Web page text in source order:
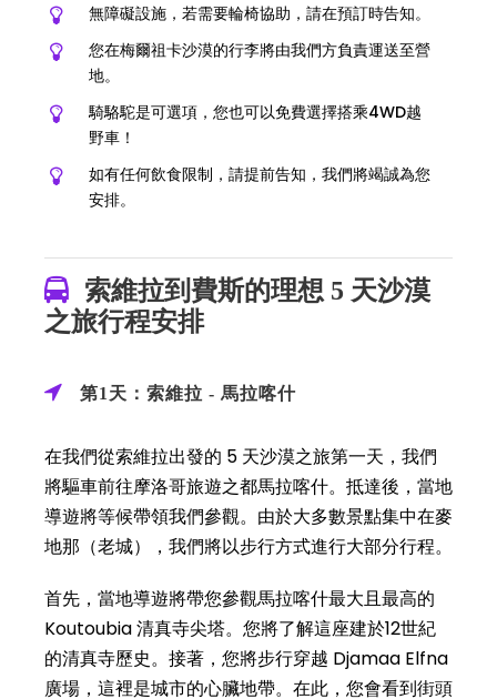
無障礙設施，若需要輪椅協助，請在預訂時告知。
您在梅爾祖卡沙漠的行李將由我們方負責運送至營
地。
騎駱駝是可選項，您也可以免費選擇搭乘4WD越
野車！
如有任何飲食限制，請提前告知，我們將竭誠為您
安排。
索維拉到費斯的理想 5 天沙漠
之旅行程安排
第1天：索維拉 - 馬拉喀什
在我們從索維拉出發的 5 天沙漠之旅第一天，我們
將驅車前往摩洛哥旅遊之都馬拉喀什。抵達後，當地
導遊將等候帶領我們參觀。由於大多數景點集中在麥
地那（老城），我們將以步行方式進行大部分行程。
首先，當地導遊將帶您參觀馬拉喀什最大且最高的
Koutoubia 清真寺尖塔。您將了解這座建於12世紀
的清真寺歷史。接著，您將步行穿越 Djamaa Elfna
廣場，這裡是城市的心臟地帶。在此，您會看到街頭